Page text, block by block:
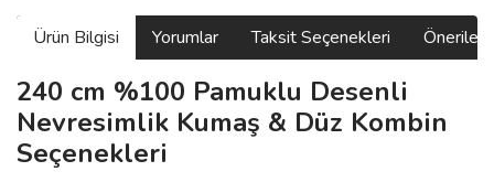
Ürün Bilgisi Yorumlar Taksit Seçenekleri
240 cm %100 Pamuklu Desenli
Nevresimlik Kumaş & Düz Kombin
Seçenekleri